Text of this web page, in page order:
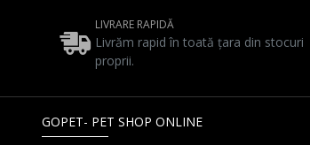
LIVRARE RAPIDĂ
Livrăm rapid în toată țara din stocuri
proprii.
GOPET- PET SHOP ONLINE